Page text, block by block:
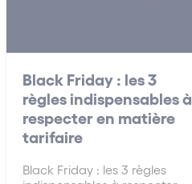
Black Friday : les 3
règles indispensables à
respecter en matière
tarifaire
Black Friday : les 3 règles